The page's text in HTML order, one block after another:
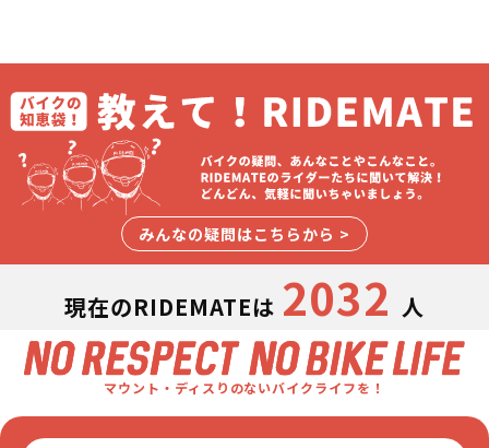
みんなの疑問はこちらから >
現在のRIDEMATEは 2032 人
マウント・ディスりのないバイクライフを！